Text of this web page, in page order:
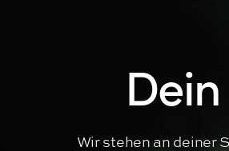
Wir stehen an deiner